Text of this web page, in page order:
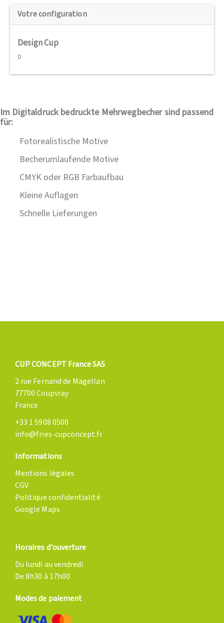
Votre configuration
Design Cup
0
Im Digitaldruck bedruckte Mehrwegbecher sind passend
für:
Fotorealistische Motive
Becherumlaufende Motive
CMYK oder RGB Farbaufbau
Kleine Auflagen
Schnelle Lieferungen
CUP CONCEPT France SAS
2 rue Fernand de Magellan
77700 Coupvray
France
+33 1 5908 0500
info@fries-cupconcept.fr
Informations
Mentions légales
CGV
Politique confidentialité
Google Maps
Horaires d'ouverture
Du lundi au vendredi
De 8h30 à 17h00
Modes de paiement